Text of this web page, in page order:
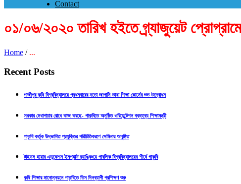
Contact
০১/০৬/২০২০ তারিখ হইতে গ্র্যাজুয়েট
Home / ...
Recent Posts
গাজীপুর কৃষি বিশ্ববিদ্যালয়ে প্রথমবারের মতো জাপানি ভাষা শিক্ষা কোর্সের শুভ উদ্বোধন
সরকার মেধাপাচার রোধে কাজ করছে- গাকৃবিতে অনুষ্ঠিত ওরিয়েন্টেশন বক্তব্যে শিক্ষামন্ত্রী
গাকৃবি কর্তৃক উদ্ভাবিত প্রযুক্তির পরিচিতিকরণে সেমিনার অনুষ্ঠিত
টাইমস হায়ার এডুকেশন ইমপ্যাক্ট র‍্যাঙ্কিংয়ে পাবলিক বিশ্ববিদ্যালয়ের শীর্ষে গাকৃবি
কৃষি শিক্ষার মানোন্নয়নে গাকৃবিতে তিন দিনব্যাপী প্রশিক্ষণ শুরু